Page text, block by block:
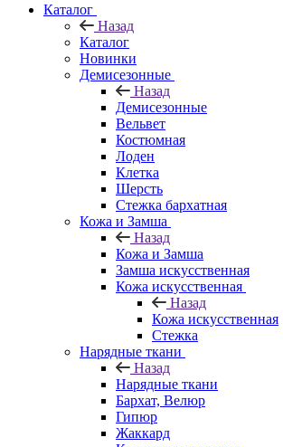
Каталог
Назад
Каталог
Новинки
Демисезонные
Назад
Демисезонные
Вельвет
Костюмная
Лоден
Клетка
Шерсть
Стежка бархатная
Кожа и Замша
Назад
Кожа и Замша
Замша искусственная
Кожа искусственная
Назад
Кожа искусственная
Стежка
Нарядные ткани
Назад
Нарядные ткани
Бархат, Велюр
Гипюр
Жаккард